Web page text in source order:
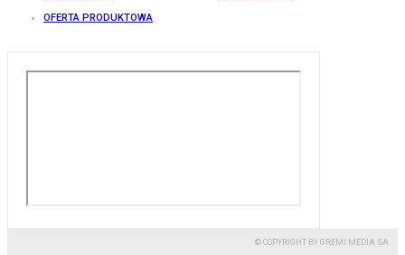
OFERTA PRODUKTOWA
© COPYRIGHT BY GREMI MEDIA SA